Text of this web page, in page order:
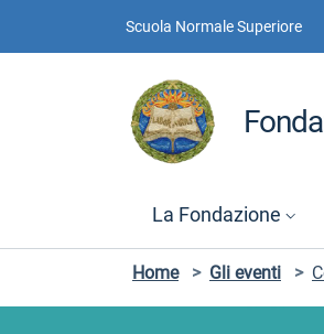
Scuola Normale Superiore
La Fondazione
Home > Gli eventi >